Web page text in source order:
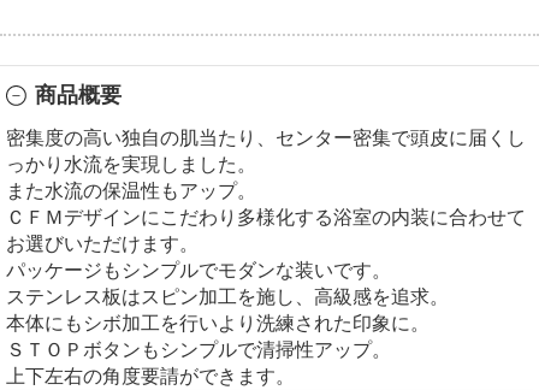
商品概要
密集度の高い独自の肌当たり、センター密集で頭皮に届くし
っかり水流を実現しました。
また水流の保温性もアップ。
ＣＦＭデザインにこだわり多様化する浴室の内装に合わせて
お選びいただけます。
パッケージもシンプルでモダンな装いです。
ステンレス板はスピン加工を施し、高級感を追求。
本体にもシボ加工を行いより洗練された印象に。
ＳＴＯＰボタンもシンプルで清掃性アップ。
上下左右の角度要請ができます。